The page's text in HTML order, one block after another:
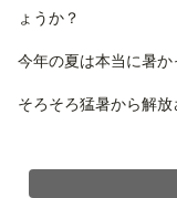
ょうか？
今年の夏は本当に暑か
そろそろ猛暑から解放